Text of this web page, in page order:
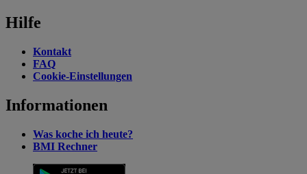
Hilfe
Kontakt
FAQ
Cookie-Einstellungen
Informationen
Was koche ich heute?
BMI Rechner